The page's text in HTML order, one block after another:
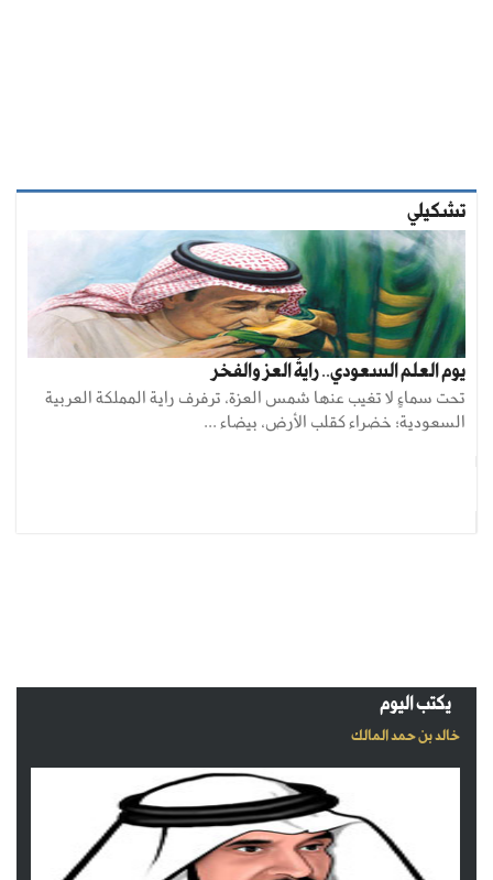
تشكيلي
يوم العلم السعودي.. رايةُ العز والفخر
تحت سماءٍ لا تغيب عنها شمس العزة، ترفرف راية المملكة العربية
السعودية؛ خضراء كقلب الأرض، بيضاء ...
يكتب اليوم
خالد بن حمد المالك